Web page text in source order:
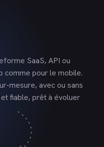
SaaS, API ou
comme pour le mobile.
mesure, avec ou sans
fiable, prêt à évoluer